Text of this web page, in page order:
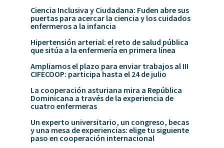
Ciencia Inclusiva y Ciudadana: Fuden abre sus
puertas para acercar la ciencia y los cuidados
enfermeros a la infancia
Hipertensión arterial: el reto de salud pública
que sitúa a la enfermería en primera línea
Ampliamos el plazo para enviar trabajos al III
CIFECOOP: participa hasta el 24 de julio
La cooperación asturiana mira a República
Dominicana a través de la experiencia de
cuatro enfermeras
Un experto universitario, un congreso, becas
y una mesa de experiencias: elige tu siguiente
paso en cooperación internacional